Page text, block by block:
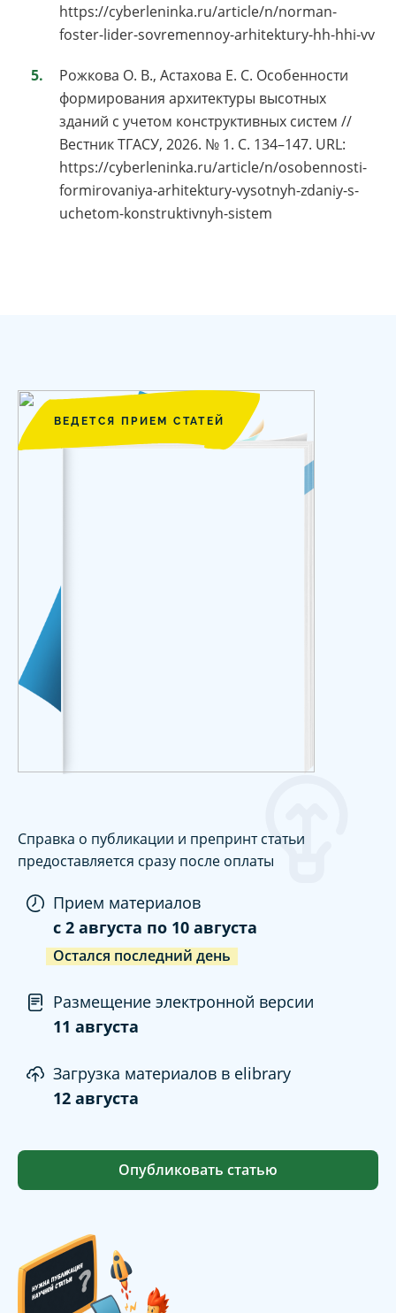
https://cyberleninka.ru/article/n/norman-
foster-lider-sovremennoy-arhitektury-hh-hhi-vv
Рожкова О. В., Астахова Е. С. Особенности
формирования архитектуры высотных
зданий с учетом конструктивных систем //
Вестник ТГАСУ, 2026. № 1. С. 134–147. URL:
https://cyberleninka.ru/article/n/osobennosti-
formirovaniya-arhitektury-vysotnyh-zdaniy-s-
uchetom-konstruktivnyh-sistem
ВЕДЕТСЯ ПРИЕМ СТАТЕЙ
Справка о публикации и препринт статьи
предоставляется сразу после оплаты
Прием материалов
c 2 августа по 10 августа
Остался последний день
Размещение электронной версии
11 августа
Загрузка материалов в elibrary
12 августа
Опубликовать статью